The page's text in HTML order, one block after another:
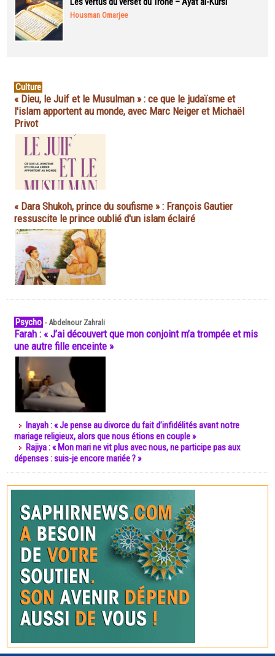
Housman Omarjee
Culture
« Dieu, le Juif et le Musulman » : ce que le judaïsme et
l'islam apportent au monde, avec Marc Neiger et Michaël
Privot
« Dara Shukoh, prince du soufisme » : François Gautier
ressuscite le prince oublié d'un islam éclairé
Psycho -Abdelnour Zahrali
Farah : « J’ai découvert que mon conjoint m’a trompée et mis
une autre fille enceinte »
Inayah : « Je pense au divorce du fait d’infidélités avant notre
mariage religieux, alors que nous étions en couple »
Rajiya : « Mon mari ne vit plus avec nous, ne participe pas aux
dépenses : suis-je encore mariée ? »